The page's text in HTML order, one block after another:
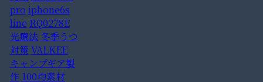
pro iphone6s
line RQ0278E
光療法 冬季うつ
対策VALKEE
キャンプギア製
作 100均素材